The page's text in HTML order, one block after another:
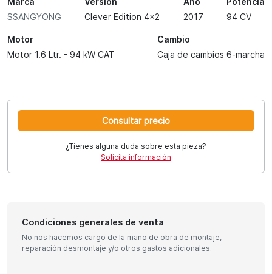
SSANGYONG
Clever Edition 4x2
2017
94 CV
Motor
Motor 1.6 Ltr. - 94 kW CAT
Cambio
Caja de cambios 6-marcha
Consultar precio
¿Tienes alguna duda sobre esta pieza?
Solicita información
Condiciones generales de venta
No nos hacemos cargo de la mano de obra de montaje,
reparación desmontaje y/o otros gastos adicionales.